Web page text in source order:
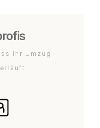
Ihr Umzug